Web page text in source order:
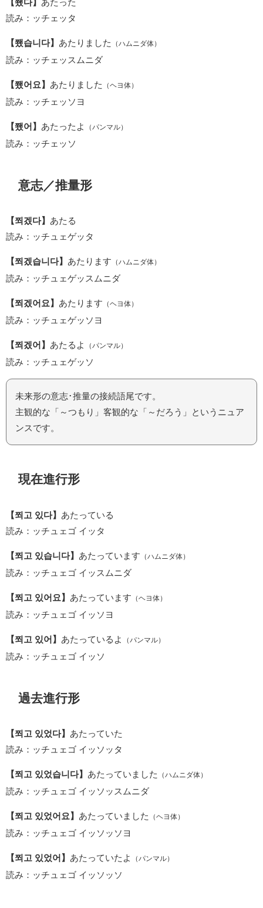
【쬈다】 あたった
読み：ッチェッタ
【쬈습니다】 あたりました （ハムニダ体）
読み：ッチェッスムニダ
【쬈어요】 あたりました （ヘヨ体）
読み：ッチェッソヨ
【쬈어】 あたったよ （パンマル）
読み：ッチェッソ
意志／推量形
【쬐겠다】 あたる
読み：ッチュェゲッタ
【쬐겠습니다】 あたります （ハムニダ体）
読み：ッチュェゲッスムニダ
【쬐겠어요】 あたります （ヘヨ体）
読み：ッチュェゲッソヨ
【쬐겠어】 あたるよ （パンマル）
読み：ッチュェゲッソ
未来形の意志･推量の接続語尾です。
主観的な「～つもり」客観的な「～だろう」というニュア
ンスです。
現在進行形
【쬐고 있다】 あたっている
読み：ッチュェゴ イッタ
【쬐고 있습니다】 あたっています （ハムニダ体）
読み：ッチュェゴ イッスムニダ
【쬐고 있어요】 あたっています （ヘヨ体）
読み：ッチュェゴ イッソヨ
【쬐고 있어】 あたっているよ （パンマル）
読み：ッチュェゴ イッソ
過去進行形
【쬐고 있었다】 あたっていた
読み：ッチュェゴ イッソッタ
【쬐고 있었습니다】 あたっていました （ハムニダ体）
読み：ッチュェゴ イッソッスムニダ
【쬐고 있었어요】 あたっていました （ヘヨ体）
読み：ッチュェゴ イッソッソヨ
【쬐고 있었어】 あたっていたよ （パンマル）
読み：ッチュェゴ イッソッソ